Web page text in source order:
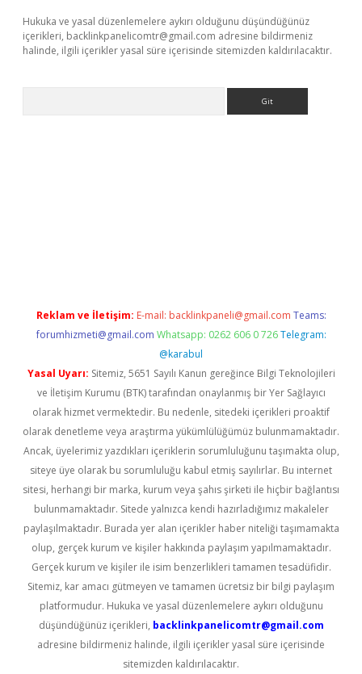
Hukuka ve yasal düzenlemelere aykırı olduğunu düşündüğünüz
içerikleri, backlinkpanelicomtr@gmail.com adresine bildirmeniz
halinde, ilgili içerikler yasal süre içerisinde sitemizden kaldırılacaktır.
Reklam ve İletişim: E-mail: backlinkpaneli@gmail.com Teams:
forumhizmeti@gmail.com Whatsapp: 0262 606 0 726 Telegram:
@karabul
Yasal Uyarı: Sitemiz, 5651 Sayılı Kanun gereğince Bilgi Teknolojileri
ve İletişim Kurumu (BTK) tarafından onaylanmış bir Yer Sağlayıcı
olarak hizmet vermektedir. Bu nedenle, sitedeki içerikleri proaktif
olarak denetleme veya araştırma yükümlülüğümüz bulunmamaktadır.
Ancak, üyelerimiz yazdıkları içeriklerin sorumluluğunu taşımakta olup,
siteye üye olarak bu sorumluluğu kabul etmiş sayılırlar. Bu internet
sitesi, herhangi bir marka, kurum veya şahıs şirketi ile hiçbir bağlantısı
bulunmamaktadır. Sitede yalnızca kendi hazırladığımız makaleler
paylaşılmaktadır. Burada yer alan içerikler haber niteliği taşımamakta
olup, gerçek kurum ve kişiler hakkında paylaşım yapılmamaktadır.
Gerçek kurum ve kişiler ile isim benzerlikleri tamamen tesadüfidir.
Sitemiz, kar amacı gütmeyen ve tamamen ücretsiz bir bilgi paylaşım
platformudur. Hukuka ve yasal düzenlemelere aykırı olduğunu
düşündüğünüz içerikleri, backlinkpanelicomtr@gmail.com
adresine bildirmeniz halinde, ilgili içerikler yasal süre içerisinde
sitemizden kaldırılacaktır.